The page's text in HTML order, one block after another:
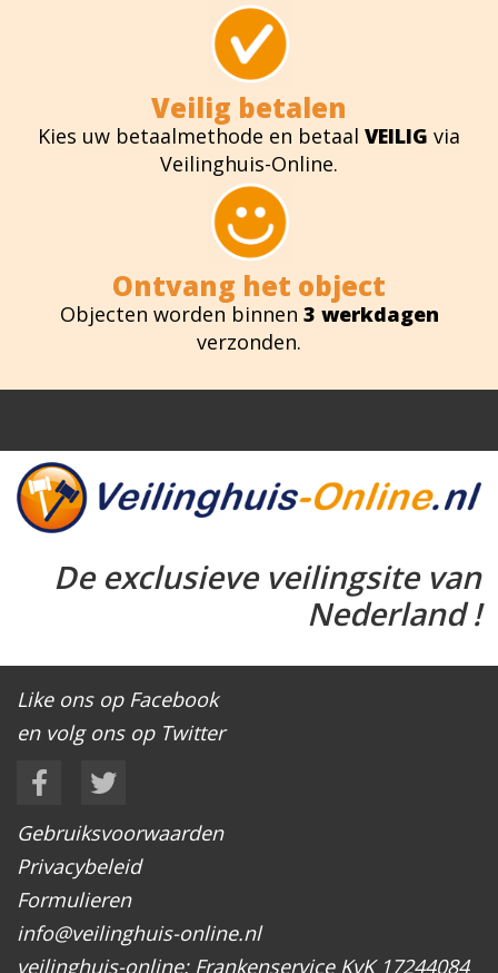
Veilig betalen
Kies uw betaalmethode en betaal VEILIG via
Veilinghuis-Online.
Ontvang het object
Objecten worden binnen 3 werkdagen
verzonden.
De exclusieve veilingsite van
Nederland !
Like ons op Facebook
en volg ons op Twitter
Gebruiksvoorwaarden
Privacybeleid
Formulieren
info@veilinghuis-online.nl
veilinghuis-online: Frankenservice KvK 17244084